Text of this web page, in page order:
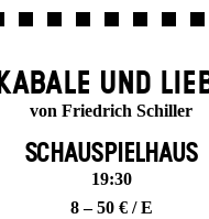
KABALE UND
von Friedrich Schiller
SCHAUSPIELHAUS
19:30
8 – 50 € / E